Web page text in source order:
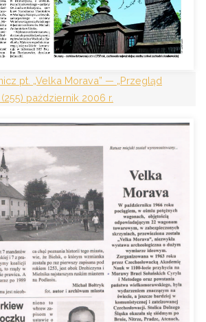
pt. „Velka Morava” — „Przegląd
październik 2006 r.